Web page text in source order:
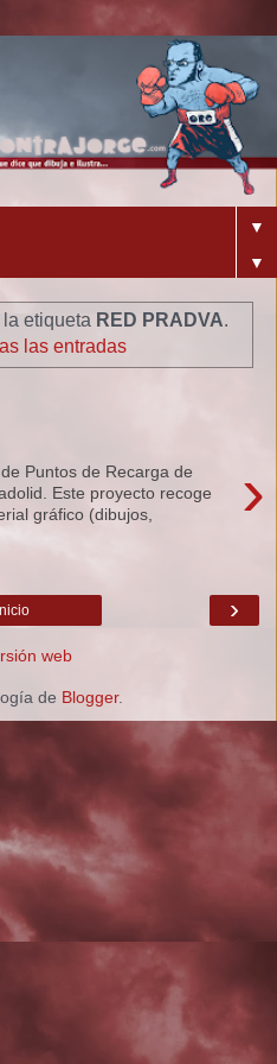
▼
▼
etiqueta RED PRADVA.
las entradas
›
Puntos de Recarga de
Este proyecto recoge
gráfico (dibujos,
›
web
de Blogger.